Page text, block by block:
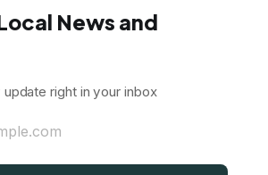
News and
right in your inbox